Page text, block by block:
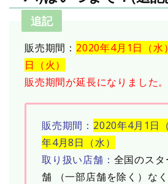
追記
販売期間： 2020年4月1日（水
日（火）
販売期間が延長になりました。
販売期間： 2020年4月1日
年4月8日（水）
取り扱い店舗： 全国のス
舗 （一部店舗を除く）な